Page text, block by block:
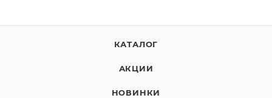
КАТАЛОГ
АКЦИИ
НОВИНКИ